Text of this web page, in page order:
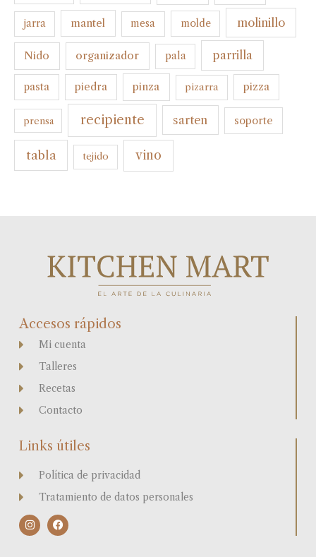
jarra mantel mesa molde molinillo
Nido organizador pala parrilla
pasta piedra pinza pizarra pizza
prensa recipiente sarten soporte
tabla tejido vino
Accesos rápidos
Mi cuenta
Talleres
Recetas
Contacto
Links útiles
Política de privacidad
Tratamiento de datos personales
I
n
s
F
a
c